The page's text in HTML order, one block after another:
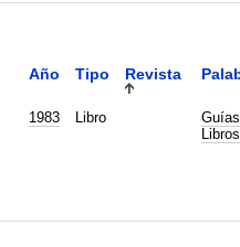
Año Tipo Revista
1983 Libro